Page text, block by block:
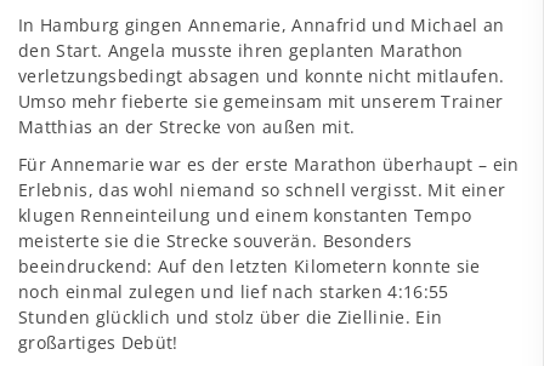
In Hamburg gingen Annemarie, Annafrid und Michael an
den Start. Angela musste ihren geplanten Marathon
verletzungsbedingt absagen und konnte nicht mitlaufen.
Umso mehr fieberte sie gemeinsam mit unserem Trainer
Matthias an der Strecke von außen mit.
Für Annemarie war es der erste Marathon überhaupt – ein
Erlebnis, das wohl niemand so schnell vergisst. Mit einer
klugen Renneinteilung und einem konstanten Tempo
meisterte sie die Strecke souverän. Besonders
beeindruckend: Auf den letzten Kilometern konnte sie
noch einmal zulegen und lief nach starken 4:16:55
Stunden glücklich und stolz über die Ziellinie. Ein
großartiges Debüt!